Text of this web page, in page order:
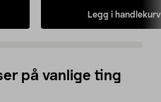
Legg i handlekurv
på vanlige ting